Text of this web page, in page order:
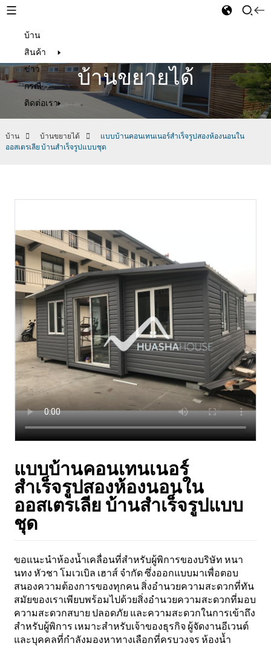
บ้าน
สินค้า
ข่าว
กรณี
ติดต่อเรา
บ้านขยายได้
บ้าน บ้านขยายได้
แบบบ้านคอนเทนเนอร์สำเร็จรูปสองห้องนอนใน
ออสเตรเลีย บ้านสำเร็จรูปแบบชุด
แบบบ้านคอนเทนเนอร์
สำเร็จรูปสองห้องนอนใน
ออสเตรเลีย บ้านสำเร็จรูปแบบ
ชุด
ขอแนะนำห้องน้ำเคลื่อนที่สำหรับผู้พิการของบริษัท หนา
นทง หัวชา โมเวเบิล เฮาส์ จำกัด ซึ่งออกแบบมาเพื่อตอบ
สนองความต้องการของทุกคน สิ่งอำนวยความสะดวกที่ทัน
สมัยของเราเพียบพร้อมไปด้วยสิ่งอำนวยความสะดวกที่มอบ
ความสะดวกสบาย ปลอดภัย และความสะดวกในการเข้าถึง
สำหรับผู้พิการ เหมาะสำหรับเจ้าของธุรกิจ ผู้จัดงานอีเวนต์
และบุคคลที่กำลังมองหาทางเลือกที่ครบวงจร ห้องน้ำ